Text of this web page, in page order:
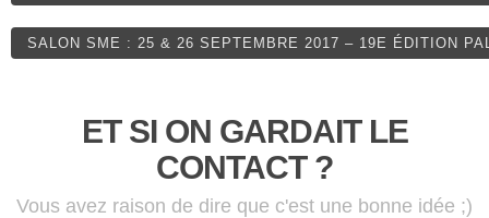
SALON SME : 25 & 26 SEPTEMBRE 2017 – 19E ÉDITION
ET SI ON GARDAIT LE
CONTACT ?
Vous avez raison de dire que c'est une bonne idée ;)